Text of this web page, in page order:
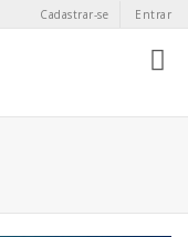
Entrar
Cadastrar-se